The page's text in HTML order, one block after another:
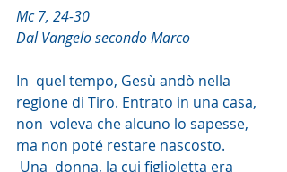
Mc 7, 24-30
Dal Vangelo secondo Marco
In  quel tempo, Gesù andò nella
regione di Tiro. Entrato in una casa,
non  voleva che alcuno lo sapesse,
ma non poté restare nascosto.